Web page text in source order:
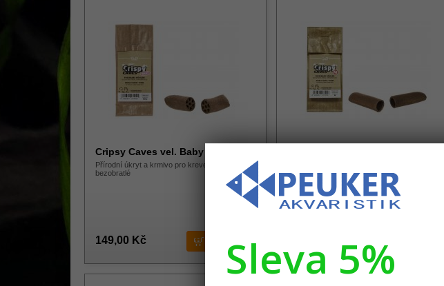
Cripsy Caves vel. Baby 2ks
Přírodní úkryt a krmivo pro krevetky a
bezobratlé
149,00 Kč
bezobratlé
Sleva 5%